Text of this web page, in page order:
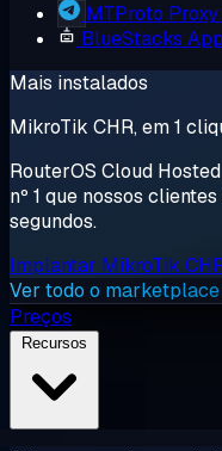
MTProto Proxy
BlueStacks
Mais instalados
MikroTik CHR, em 1
RouterOS Cloud
nº 1 que nossos
segundos.
Implantar MikroTik
Ver todo o
Preços